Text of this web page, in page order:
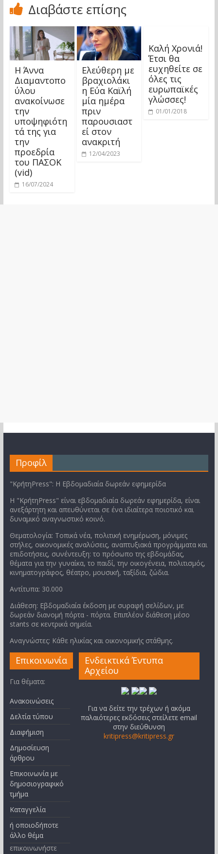
Διαβάστε επίσης
Η Άννα
Διαμαντοπο
ύλου
ανακοίνωσε
την
υποψηφιότη
τά της για
την
προεδρία
του ΠΑΣΟΚ
(vid)
16/07/2024
Ελεύθερη με
βραχιολάκι
η Εύα Καϊλή
μία ημέρα
πριν
παρουσιαστ
εί στον
ανακριτή
12/04/2023
Καλή Χρονιά!
Έτσι θα
ευχηθείτε σε
όλες τις
ευρωπαϊκές
γλώσσες!
01/01/2018
Προφίλ
"ΚρήτηPress": Η Εβδομαδιαία δωρεάν εφημερίδα
Η "ΚρήτηPress" είναι εβδομαδιαία δωρεάν εφημερίδα, είναι
ανεξάρτητη και απευθύνεται σε ένα ιδιαίτερα ποιοτικό και
δυναμικό αναγνωστικό κοινό.
Θεματολογία: Τοπικά νέα, πολιτική ενημέρωση, μόνιμες
στήλες, οικονομικές αναλύσεις, αναπτυξιακά προγράμματα και
επιδοτήσεις, συνέντευξη: το πρόσωπο της εβδομάδας,
θέματα για την γυναίκα, το παιδί, την οικογένεια, πολιτισμός,
κινηματογράφος, θέατρο, μουσική, ταξίδια, ζώδια.
Αντίτυπα: 30.000
Διάθεση: Εβδομαδιαία έκδοση με συραφή σελίδων, με
δωρεάν διανομή πόρτα - πόρτα. Επιπλέον διάθεση μέσο
stants σε κεντρικά σημεία.
Αναγνώστες: Κάθε ηλικίας και οικονομικής στάθμης.
Επικοινωνία
Για θέματα:
Ανακοινώσεις
Δελτία τύπου
Διαφήμιση
Δημοσίευση
άρθρου
Επικοινωνία με
δημοσιογραφικό
τμήμα
Καταγγελία
ή οποιοδήποτε
άλλο θέμα
επικοινωνήστε
Ενδεικτικά Έντυπα
Αρχείου
Για να δείτε την τρέχων ή ακόμα
παλαιότερες εκδόσεις στείλετε email
στην διεύθυνση
kritipress@kritipress.gr